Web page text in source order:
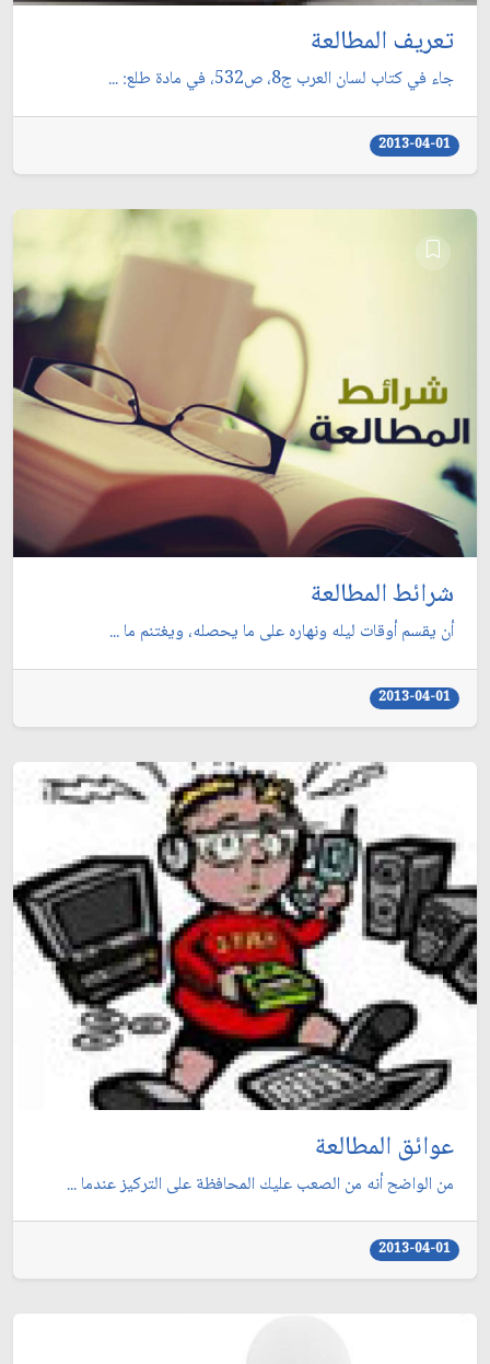
تعريف المطالعة
جاء في كتاب لسان العرب ج8، ص532، في مادة طلع: ...
2013-04-01
شرائط المطالعة
أن يقسم أوقات ليله ونهاره على ما يحصله، ويغتنم ما ...
2013-04-01
عوائق المطالعة
من الواضح أنه من الصعب عليك المحافظة على التركيز عندما ...
2013-04-01